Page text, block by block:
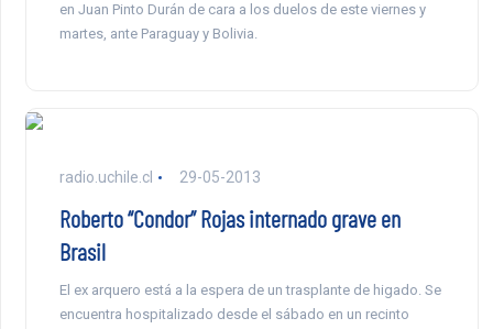
en Juan Pinto Durán de cara a los duelos de este viernes y
martes, ante Paraguay y Bolivia.
radio.uchile.cl 29-05-2013
Roberto “Condor” Rojas internado grave en
Brasil
El ex arquero está a la espera de un trasplante de higado. Se
encuentra hospitalizado desde el sábado en un recinto